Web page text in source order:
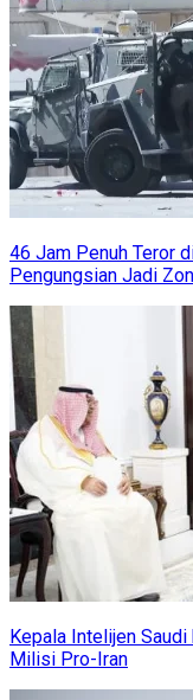
46 Jam Penuh Teror
Pengungsian Jadi
Kepala Intelijen
Milisi Pro-Iran